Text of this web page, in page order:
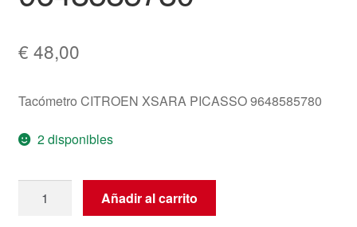
€ 48,00
Tacómetro CITROEN XSARA PICASSO 9648585780
2 disponibles
Citroën
Añadir al carrito